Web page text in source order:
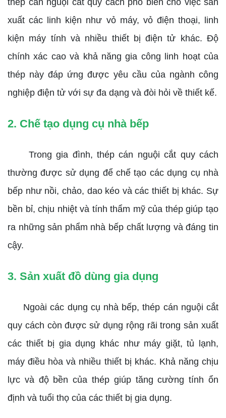
thép cán nguội cắt quy cách phổ biến cho việc sản
xuất các linh kiện như vỏ máy, vỏ điện thoại, linh
kiện máy tính và nhiều thiết bị điện tử khác. Độ
chính xác cao và khả năng gia công linh hoạt của
thép này đáp ứng được yêu cầu của ngành công
nghiệp điện tử với sự đa dạng và đòi hỏi về thiết kế.
2. Chế tạo dụng cụ nhà bếp
Trong gia đình, thép cán nguội cắt quy cách
thường được sử dụng để chế tạo các dụng cụ nhà
bếp như nồi, chảo, dao kéo và các thiết bị khác. Sự
bền bỉ, chịu nhiệt và tính thẩm mỹ của thép giúp tạo
ra những sản phẩm nhà bếp chất lượng và đáng tin
cậy.
3. Sản xuất đồ dùng gia dụng
Ngoài các dụng cụ nhà bếp, thép cán nguội cắt
quy cách còn được sử dụng rộng rãi trong sản xuất
các thiết bị gia dụng khác như máy giặt, tủ lạnh,
máy điều hòa và nhiều thiết bị khác. Khả năng chịu
lực và độ bền của thép giúp tăng cường tính ổn
định và tuổi thọ của các thiết bị gia dụng.